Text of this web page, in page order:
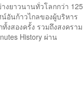
งยาวนานทั่วโลกกว่า 125
อันก้าวไกลของผู้บริหาร
ทั้งสองครั้ง รวมถึงสงคราม
History ผ่าน